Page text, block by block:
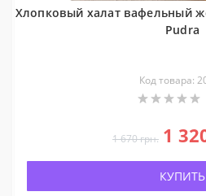
Хлопковый халат вафельный
Pudra
Код товара:
1 670 грн. 1
КУПИТЬ